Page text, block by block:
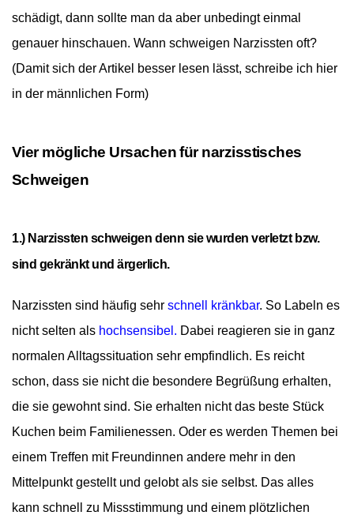
schädigt, dann sollte man da aber unbedingt einmal
genauer hinschauen. Wann schweigen Narzissten oft?
(Damit sich der Artikel besser lesen lässt, schreibe ich hier
in der männlichen Form)
Vier mögliche Ursachen für narzisstisches
Schweigen
1.) Narzissten schweigen denn sie wurden verletzt bzw.
sind gekränkt und ärgerlich.
Narzissten sind häufig sehr schnell kränkbar. So Labeln es
nicht selten als hochsensibel. Dabei reagieren sie in ganz
normalen Alltagssituation sehr empfindlich. Es reicht
schon, dass sie nicht die besondere Begrüßung erhalten,
die sie gewohnt sind. Sie erhalten nicht das beste Stück
Kuchen beim Familienessen. Oder es werden Themen bei
einem Treffen mit Freundinnen andere mehr in den
Mittelpunkt gestellt und gelobt als sie selbst. Das alles
kann schnell zu Missstimmung und einem plötzlichen